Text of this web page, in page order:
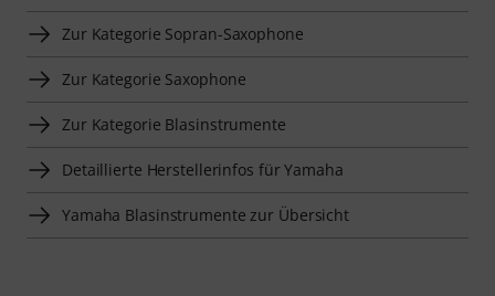
Zur Kategorie Sopran-Saxophone
Zur Kategorie Saxophone
Zur Kategorie Blasinstrumente
Detaillierte Herstellerinfos für Yamaha
Yamaha Blasinstrumente zur Übersicht